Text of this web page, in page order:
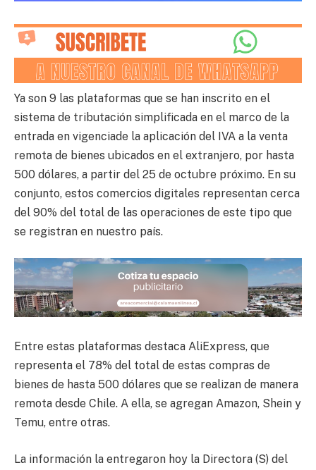
Ya son 9 las plataformas que se han inscrito en el
sistema de tributación simplificada en el marco de la
entrada en vigenciade la aplicación del IVA a la venta
remota de bienes ubicados en el extranjero, por hasta
500 dólares, a partir del 25 de octubre próximo. En su
conjunto, estos comercios digitales representan cerca
del 90% del total de las operaciones de este tipo que
se registran en nuestro país.
Entre estas plataformas destaca AliExpress, que
representa el 78% del total de estas compras de
bienes de hasta 500 dólares que se realizan de manera
remota desde Chile. A ella, se agregan Amazon, Shein y
Temu, entre otras.
La información la entregaron hoy la Directora (S) del